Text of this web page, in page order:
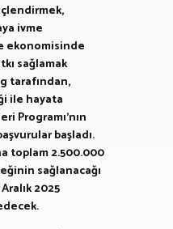
ivme
ekonomisinde
sağlamak
tarafından,
ile hayata
Programı’nın
başladı.
toplam 2.500.000
sağlanacağı
2025